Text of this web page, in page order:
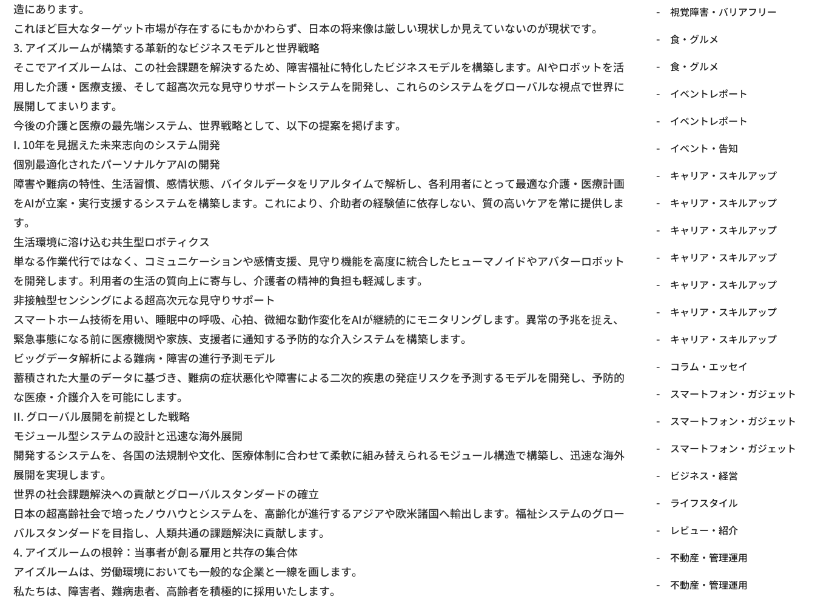
造にあります。
​これほど巨大なターゲット市場が存在するにもかかわらず、日本の将来像は厳しい現状しか見えていないのが現状です。
​3. アイズルームが構築する革新的なビジネスモデルと世界戦略
​そこでアイズルームは、この社会課題を解決するため、障害福祉に特化したビジネスモデルを構築します。AIやロボットを活
用した介護・医療支援、そして超高次元な見守りサポートシステムを開発し、これらのシステムをグローバルな視点で世界に
展開してまいります。
​今後の介護と医療の最先端システム、世界戦略として、以下の提案を掲げます。
​I. 10年を見据えた未来志向のシステム開発
​個別最適化されたパーソナルケアAIの開発
​障害や難病の特性、生活習慣、感情状態、バイタルデータをリアルタイムで解析し、各利用者にとって最適な介護・医療計画
をAIが立案・実行支援するシステムを構築します。これにより、介助者の経験値に依存しない、質の高いケアを常に提供しま
す。
​生活環境に溶け込む共生型ロボティクス
​単なる作業代行ではなく、コミュニケーションや感情支援、見守り機能を高度に統合したヒューマノイドやアバターロボット
を開発します。利用者の生活の質向上に寄与し、介護者の精神的負担も軽減します。
​非接触型センシングによる超高次元な見守りサポート
​スマートホーム技術を用い、睡眠中の呼吸、心拍、微細な動作変化をAIが継続的にモニタリングします。異常の予兆を捉え、
緊急事態になる前に医療機関や家族、支援者に通知する予防的な介入システムを構築します。
​ビッグデータ解析による難病・障害の進行予測モデル
​蓄積された大量のデータに基づき、難病の症状悪化や障害による二次的疾患の発症リスクを予測するモデルを開発し、予防的
な医療・介護介入を可能にします。
​II. グローバル展開を前提とした戦略
​モジュール型システムの設計と迅速な海外展開
​開発するシステムを、各国の法規制や文化、医療体制に合わせて柔軟に組み替えられるモジュール構造で構築し、迅速な海外
展開を実現します。
​世界の社会課題解決への貢献とグローバルスタンダードの確立
​日本の超高齢社会で培ったノウハウとシステムを、高齢化が進行するアジアや欧米諸国へ輸出します。福祉システムのグロー
バルスタンダードを目指し、人類共通の課題解決に貢献します。
​4. アイズルームの根幹：当事者が創る雇用と共存の集合体
​アイズルームは、労働環境においても一般的な企業と一線を画します。
​私たちは、障害者、難病患者、高齢者を積極的に採用いたします。
​視覚障害・バリアフリー
​食・グルメ
​食・グルメ
イベントレポート
イベントレポート
イベント・告知
キャリア・スキルアップ
キャリア・スキルアップ
キャリア・スキルアップ
キャリア・スキルアップ
キャリア・スキルアップ
キャリア・スキルアップ
キャリア・スキルアップ
コラム・エッセイ
スマートフォン・ガジェット
スマートフォン・ガジェット
スマートフォン・ガジェット
ビジネス・経営
ライフスタイル
レビュー・紹介
不動産・管理運用
不動産・管理運用